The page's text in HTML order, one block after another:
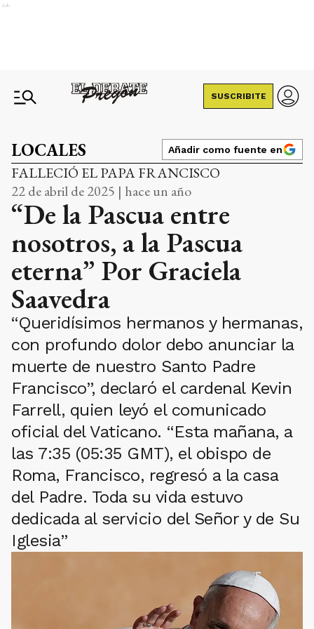
Ads
SUSCRIBITE
LOCALES Añadir como fuente en
FALLECIÓ EL PAPA FRANCISCO
22 de abril de 2025 | hace un año
“De la Pascua entre
nosotros, a la Pascua
eterna” Por Graciela
Saavedra
“Queridísimos hermanos y hermanas,
con profundo dolor debo anunciar la
muerte de nuestro Santo Padre
Francisco”, declaró el cardenal Kevin
Farrell, quien leyó el comunicado
oficial del Vaticano. “Esta mañana, a
las 7:35 (05:35 GMT), el obispo de
Roma, Francisco, regresó a la casa
del Padre. Toda su vida estuvo
dedicada al servicio del Señor y de Su
Iglesia”